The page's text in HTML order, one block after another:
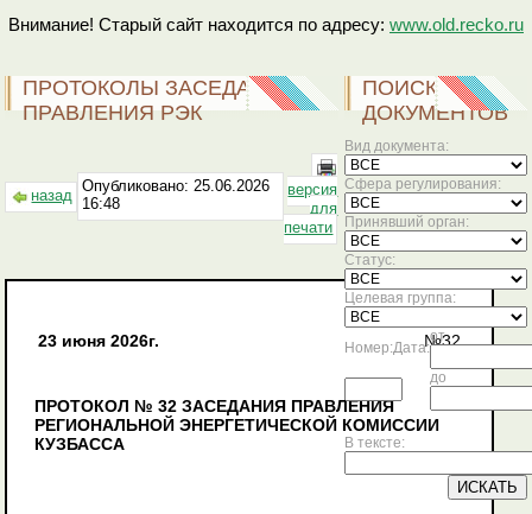
Внимание! Старый сайт находится по адресу: www.old.recko.ru
ПРОТОКОЛЫ ЗАСЕДАНИЯ
ПРАВЛЕНИЯ РЭК
назад
Опубликовано: 25.06.2026
16:48
версия
для
печати
23 июня 2026г. №32
ПРОТОКОЛ № 32 ЗАСЕДАНИЯ ПРАВЛЕНИЯ
РЕГИОНАЛЬНОЙ ЭНЕРГЕТИЧЕСКОЙ КОМИССИИ
КУЗБАССА
ПОИСК
ДОКУМЕНТОВ
Вид документа:
Сфера регулирования:
Принявший орган:
Статус:
Целевая группа:
Номер:Дата:
от
до
В тексте: